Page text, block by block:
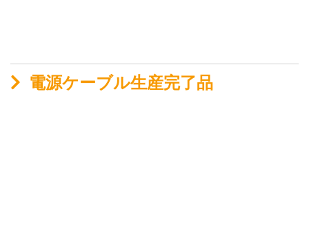
電源ケーブル生産完了品